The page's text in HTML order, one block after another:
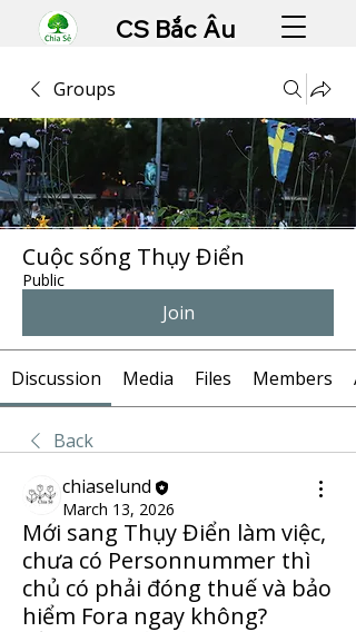
CS Bắc Âu
Groups
Cuộc sống Thụy Điển
Public
Join
Discussion Media Files Members
Back
chiaselund
March 13, 2026
Mới sang Thụy Điển làm việc,
chưa có Personnummer thì
chủ có phải đóng thuế và bảo
hiểm Fora ngay không?